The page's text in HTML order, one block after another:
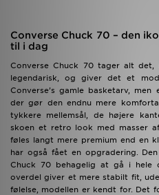
Converse Chuck 70 – den
til i dag
Converse Chuck 70 tager alt
legendarisk, og giver det et
Converse’s gamle basketarv,
der gør den endnu mere
tykkere mellemsål, de højere
skoen et retro look med masser
føles langt mere premium end en
har også fået en opgradering.
Chuck 70 behagelig at gå i hele
overdel giver et mere stabilt fit,
følelse, modellen er kendt for. Det